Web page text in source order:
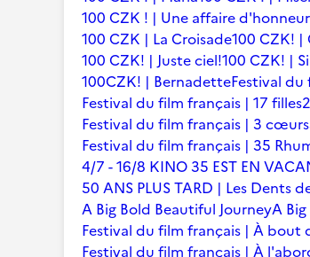
100 CZK ! | Une affaire d'honneur
100 CZK | La Croisade100 CZK! |
100 CZK! | Juste ciel!100 CZK! |
100CZK! | BernadetteFestival
Festival du film français | 17 filles
Festival du film français | 3 cœurs
Festival du film français | 35
4/7 - 16/8 KINO 35 EST EN
50 ANS PLUS TARD | Les Dents
A Big Bold Beautiful JourneyA
Festival du film français | À bout
Festival du film français | À